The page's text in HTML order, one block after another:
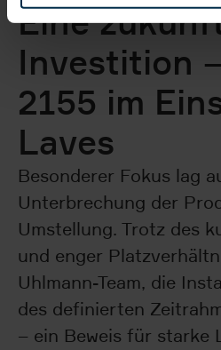
Eine
Investition
2155 im
Laves
Besonderer Fokus lag
Unterbrechung der
Umstellung. Trotz des
und enger
Uhlmann-Team, die
des definierten
– ein Beweis für starke